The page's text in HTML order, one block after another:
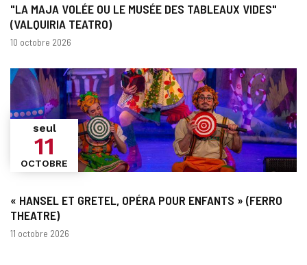
"LA MAJA VOLÉE OU LE MUSÉE DES TABLEAUX VIDES"
(VALQUIRIA TEATRO)
Dates
10 octobre 2026
« HANSEL ET GRETEL, OPÉRA POUR ENFANTS » (FERRO
THEATRE)
seul
11
OCTOBRE
Dates
11 octobre 2026